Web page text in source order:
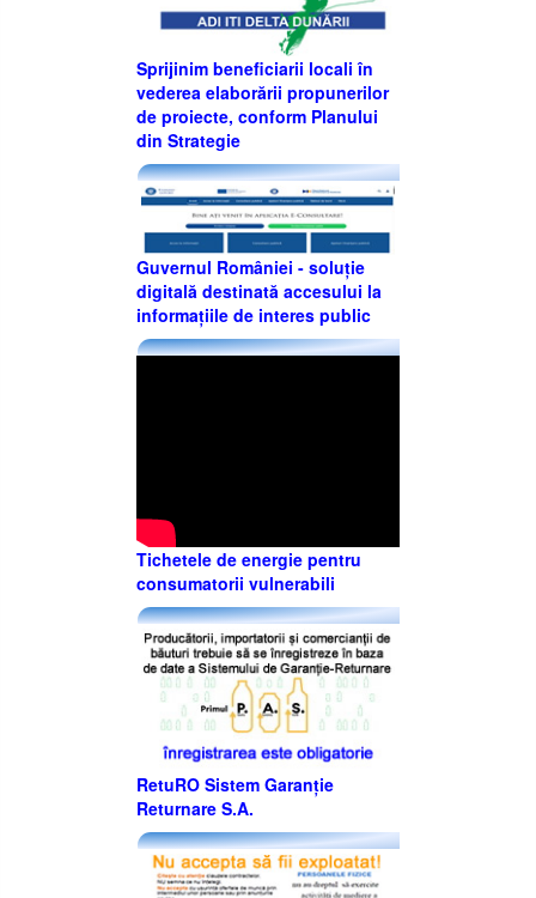
Sprijinim beneficiarii locali în
vederea elaborării propunerilor
de proiecte, conform Planului
din Strategie
Guvernul României - soluție
digitală destinată accesului la
informațiile de interes public
Tichetele de energie pentru
consumatorii vulnerabili
RetuRO Sistem Garanție
Returnare S.A.